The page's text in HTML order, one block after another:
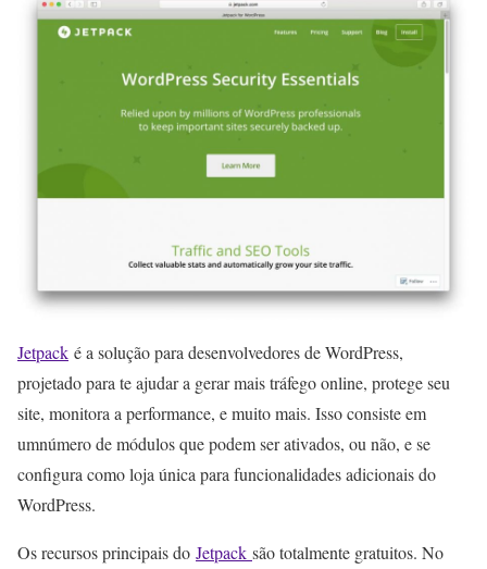
Jetpack é a solução para desenvolvedores de WordPress,
projetado para te ajudar a gerar mais tráfego online, protege seu
site, monitora a performance, e muito mais. Isso consiste em
umnúmero de módulos que podem ser ativados, ou não, e se
configura como loja única para funcionalidades adicionais do
WordPress.
Os recursos principais do Jetpack são totalmente gratuitos. No